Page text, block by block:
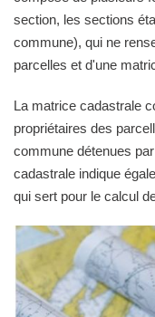
section, les sections
commune), qui ne
parcelles et d'une
La matrice cadastrale
propriétaires des
commune détenues
cadastrale indique
qui sert pour le calcul